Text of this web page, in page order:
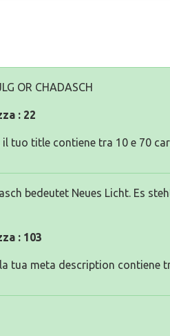
OR CHADASCH
: 22
il tuo title contiene tra 10 e 70
bedeutet Neues Licht. Es
: 103
tua meta description contiene